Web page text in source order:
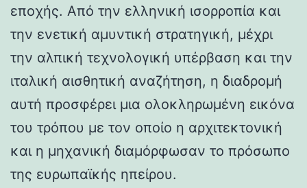
εποχής. Από την ελληνική ισορροπία και
την ενετική αμυντική στρατηγική, μέχρι
την αλπική τεχνολογική υπέρβαση και την
ιταλική αισθητική αναζήτηση, η διαδρομή
αυτή προσφέρει μια ολοκληρωμένη εικόνα
του τρόπου με τον οποίο η αρχιτεκτονική
και η μηχανική διαμόρφωσαν το πρόσωπο
της ευρωπαϊκής ηπείρου.